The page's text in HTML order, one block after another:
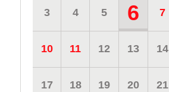
3 4 5 6 7
10 11 12 13 14
17 18 19 20 21